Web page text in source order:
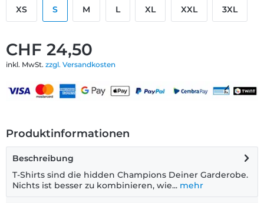
CHF 24,50
inkl. MwSt. zzgl. Versandkosten
XS S M L XL XXL 3XL
Produktinformationen
Beschreibung
T-Shirts sind die hidden Champions Deiner Garderobe.
Nichts ist besser zu kombinieren, wie... mehr